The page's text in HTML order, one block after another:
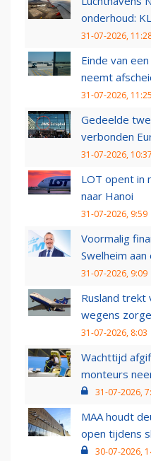
onderhoud:
31-07-2026,
Einde van
neemt
31-07-2026, 11:25
Gedeelde
verbonden
31-07-2026, 10:37
LOT opent in
naar Hanoi
31-07-2026, 9:59
Voormalig
Swelheim
31-07-2026, 9:09
Rusland trekt
wegens
31-07-2026, 8:03
Wachttijd
monteurs
31-07-2026,
MAA houdt
open tijdens
30-07-2026,